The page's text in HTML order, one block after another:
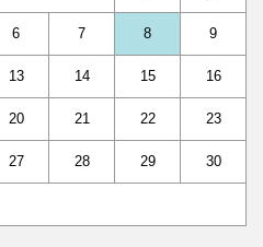
6 7 8 9
13 14 15 16
20 21 22 23
27 28 29 30